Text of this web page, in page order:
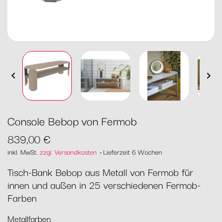
 
Console Bebop von Fermob
839,00 €
inkl. MwSt. zzgl. Versandkosten Lieferzeit 6 Wochen
Tisch-Bank Bebop aus Metall von Fermob für
innen und außen in 25 verschiedenen Fermob-
Farben
Metallfarben